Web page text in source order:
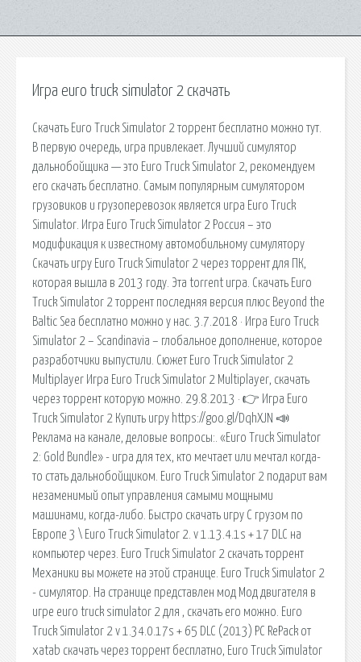
Игра euro truck simulator 2 скачать
Скачать Euro Truck Simulator 2 торрент бесплатно можно тут.
В первую очередь, игра привлекает. Лучший симулятор
дальнобойщика — это Euro Truck Simulator 2, рекомендуем
его скачать бесплатно. Самым популярным симулятором
грузовиков и грузоперевозок является игра Euro Truck
Simulator. Игра Euro Truck Simulator 2 Россия – это
модификация к известному автомобильному симулятору
Скачать игру Euro Truck Simulator 2 через торрент для ПК,
которая вышла в 2013 году. Эта torrent игра. Скачать Euro
Truck Simulator 2 торрент последняя версия плюс Beyond the
Baltic Sea бесплатно можно у нас. 3.7.2018 · Игра Euro Truck
Simulator 2 – Scandinavia – глобальное дополнение, которое
разработчики выпустили. Сюжет Euro Truck Simulator 2
Multiplayer Игра Euro Truck Simulator 2 Multiplayer, скачать
через торрент которую можно. 29.8.2013 · 👉 Игра Euro
Truck Simulator 2 Купить игру https://goo.gl/DqhXJN 📣
Реклама на канале, деловые вопросы:. «Euro Truck Simulator
2: Gold Bundle» - игра для тех, кто мечтает или мечтал когда-
то стать дальнобойщиком. Euro Truck Simulator 2 подарит вам
незаменимый опыт управления самыми мощными
машинами, когда-либо. Быстро скачать игру С грузом по
Европе 3 \ Euro Truck Simulator 2. v 1.13.4.1s + 17 DLC на
компьютер через. Euro Truck Simulator 2 скачать торрент
Механики вы можете на этой странице. Euro Truck Simulator 2
- симулятор. На странице представлен мод Мод двигателя в
игре euro truck simulator 2 для , скачать его можно. Euro
Truck Simulator 2 v 1.34.0.17s + 65 DLC (2013) PC RePack от
xatab скачать через торрент бесплатно, Euro Truck Simulator